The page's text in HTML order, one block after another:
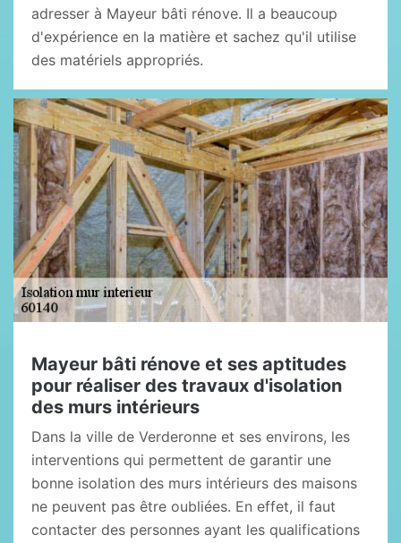
adresser à Mayeur bâti rénove. Il a beaucoup
d'expérience en la matière et sachez qu'il utilise
des matériels appropriés.
Mayeur bâti rénove et ses aptitudes
pour réaliser des travaux d'isolation
des murs intérieurs
Dans la ville de Verderonne et ses environs, les
interventions qui permettent de garantir une
bonne isolation des murs intérieurs des maisons
ne peuvent pas être oubliées. En effet, il faut
contacter des personnes ayant les qualifications